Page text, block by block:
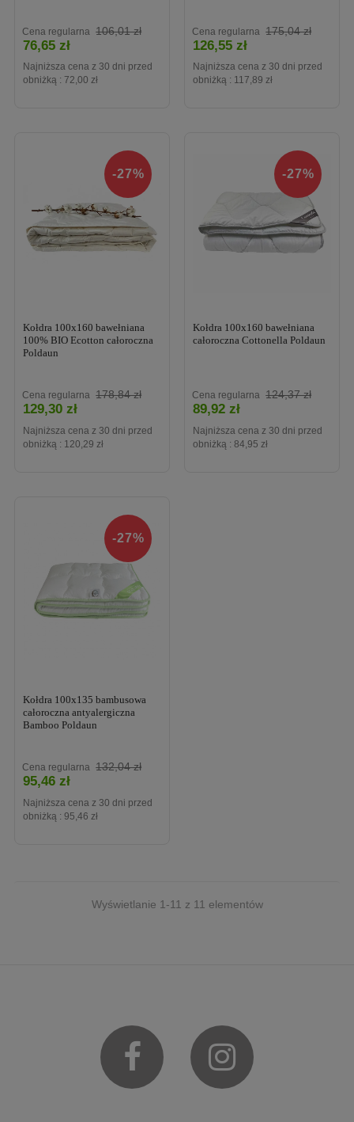
Cena regularna 106,01 zł
76,65 zł
Najniższa cena z 30 dni przed
obniżką : 72,00 zł
Cena regularna 175,04 zł
126,55 zł
Najniższa cena z 30 dni przed
obniżką : 117,89 zł
Kołdra 100x160 bawełniana
100% BIO Ecotton całoroczna
Poldaun
Cena regularna 178,84 zł
-27%
129,30 zł
Najniższa cena z 30 dni przed
obniżką : 120,29 zł
Kołdra 100x160 bawełniana
całoroczna Cottonella Poldaun
Cena regularna 124,37 zł
-27%
89,92 zł
Najniższa cena z 30 dni przed
obniżką : 84,95 zł
Kołdra 100x135 bambusowa
całoroczna antyalergiczna
Bamboo Poldaun
Cena regularna 132,04 zł
-27%
95,46 zł
Najniższa cena z 30 dni przed
obniżką : 95,46 zł
Wyświetlanie 1-11 z 11 elementów
Facebook